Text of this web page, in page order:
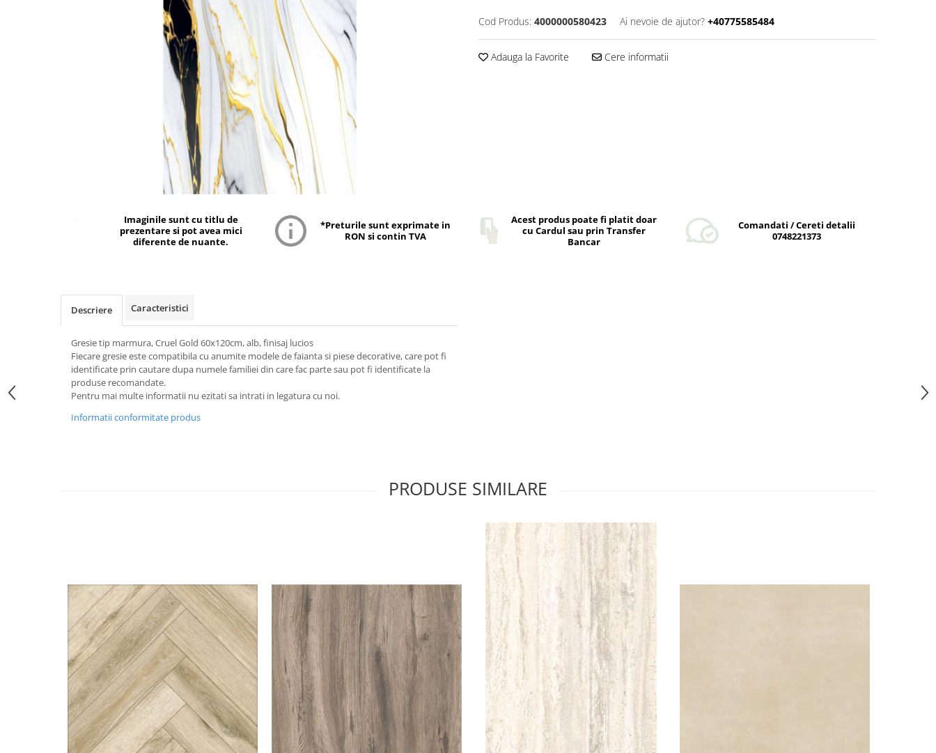
Cod Produs: 4000000580423 Ai nevoie de ajutor? +40775585484
Adauga la Favorite Cere informatii
Imaginile sunt cu titlu de
prezentare si pot avea mici
diferente de nuante.
*Preturile sunt exprimate in
RON si contin TVA
Acest produs poate fi platit doar
cu Cardul sau prin Transfer
Bancar
Comandati / Cereti detalii
0748221373
Descriere Caracteristici
Gresie tip marmura, Cruel Gold 60x120cm, alb, finisaj lucios
Fiecare gresie este compatibila cu anumite modele de faianta si piese decorative, care pot fi
identificate prin cautare dupa numele familiei din care fac parte sau pot fi identificate la
produse recomandate.
Pentru mai multe informatii nu ezitati sa intrati in legatura cu noi.
Informatii conformitate produs
PRODUSE SIMILARE